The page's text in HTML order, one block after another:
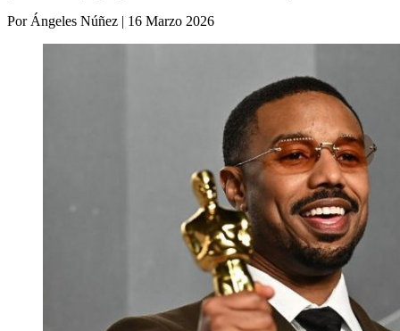
Por Ángeles Núñez | 16 Marzo 2026